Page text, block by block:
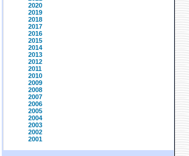
2020
2019
2018
2017
2016
2015
2014
2013
2012
2011
2010
2009
2008
2007
2006
2005
2004
2003
2002
2001